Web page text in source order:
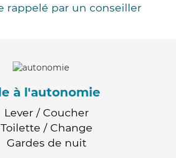
rappelé par un conseiller
à l'autonomie
Lever / Coucher
Toilette / Change
Gardes de nuit